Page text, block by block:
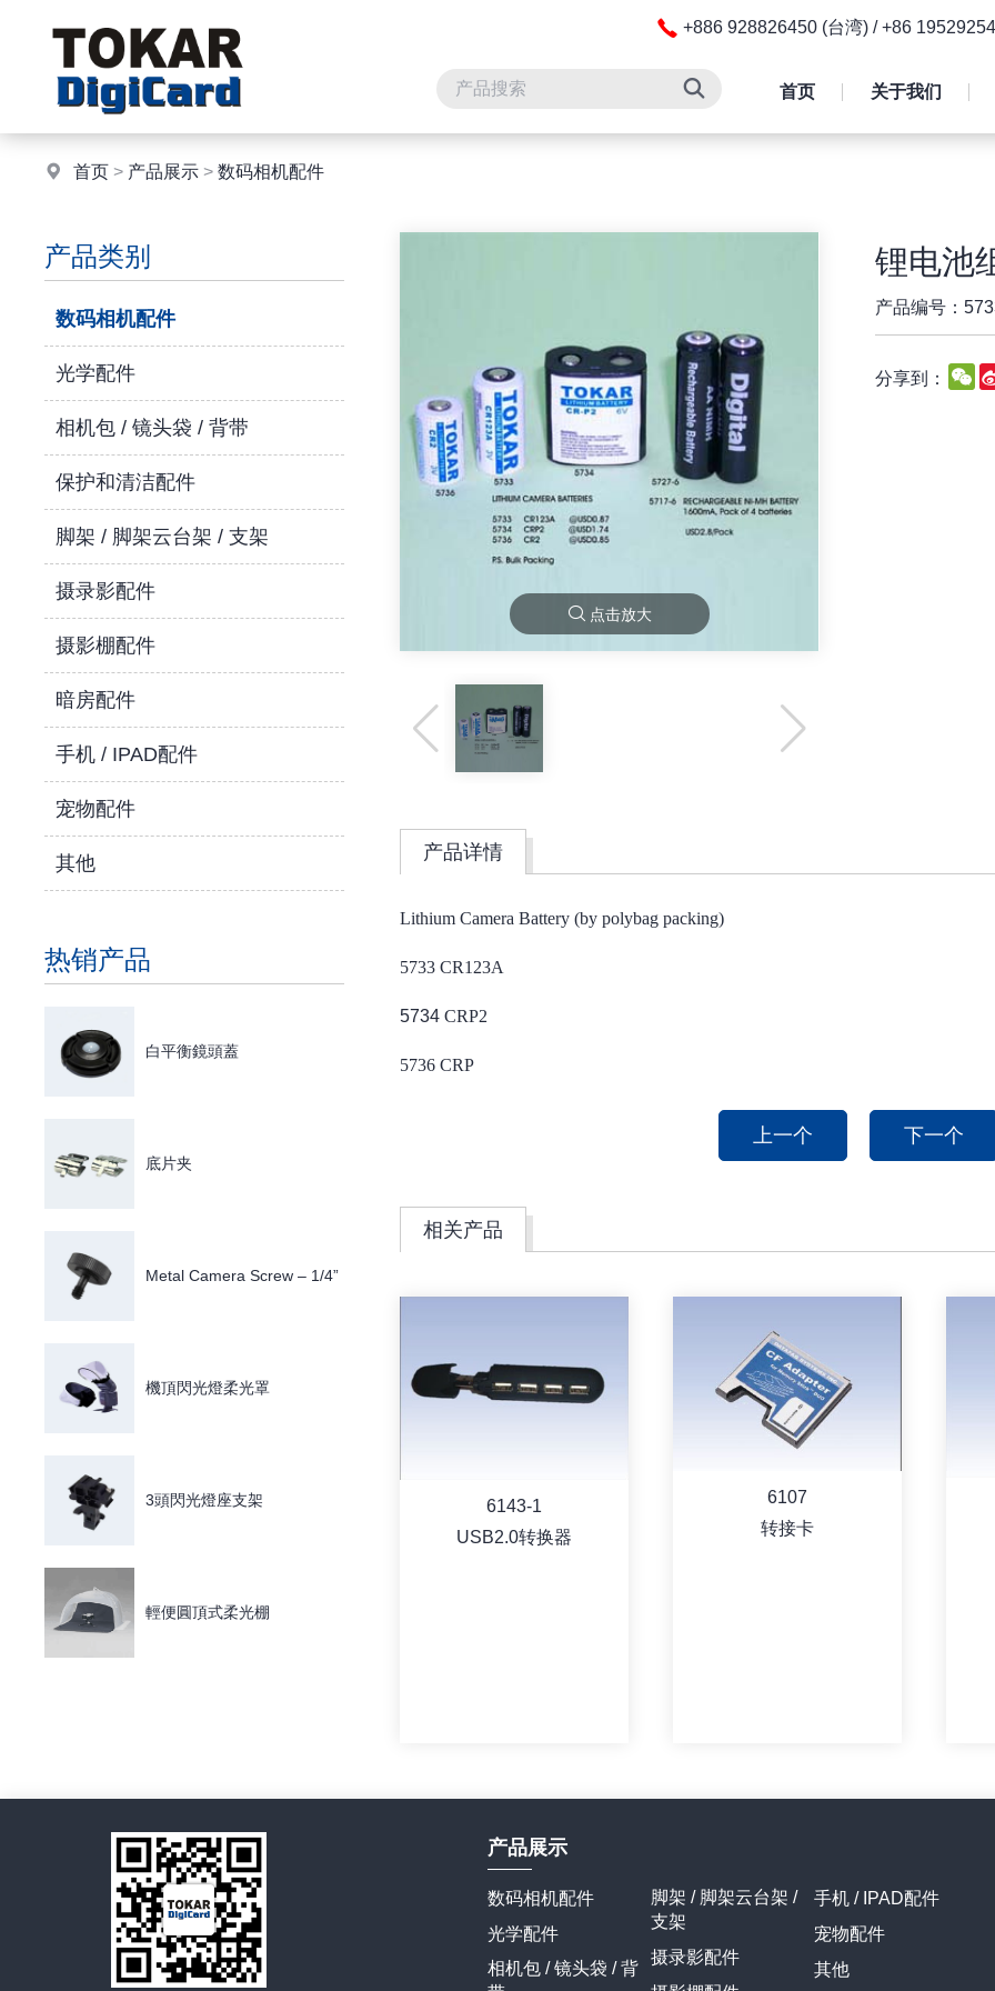
首页 关于我们
+886 928826450 (台湾) / +86
首页 > 产品展示 >数码相机配件
产品类别
数码相机配件
光学配件
相机包 / 镜头袋 / 背带
保护和清洁配件
脚架 / 脚架云台架 / 支架
摄录影配件
摄影棚配件
暗房配件
手机 / IPAD配件
宠物配件
其他
热销产品
白平衡鏡頭蓋
底片夹
Metal Camera Screw – 1/4”
機頂閃光燈柔光罩
3頭閃光燈座支架
輕便圓頂式柔光棚
点击放大
锂电池
产品编号：
分享到：
产品详情
Lithium Camera Battery (by polybag packing)
5733CR123A
5734CRP2
5736 CRP
上一个 下一个
相关产品
详情
6143-1
USB2.0转换器
详情
6107
转接卡
产品展示
数码相机配件
光学配件
相机包 / 镜头袋 / 背
脚架 / 脚架云台架 /
支架
摄录影配件
手机 / IPAD配件
宠物配件
其他